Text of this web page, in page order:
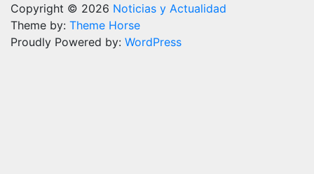
Copyright © 2026 Noticias y Actualidad
Theme by: Theme Horse
Proudly Powered by: WordPress